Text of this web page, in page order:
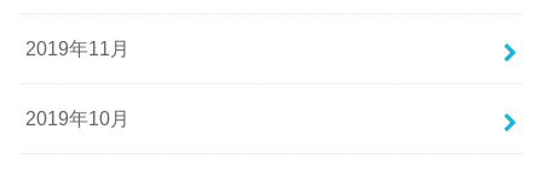
2019年11月
2019年10月